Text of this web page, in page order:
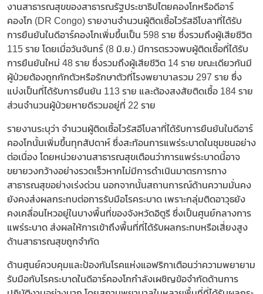
งานสาธารณสุขของสาธารณรัฐประชาธิปไตยคองโกหรือดีอาร์
คองโก (DR Congo) รายงานจำนวนผู้ติดเชื้อไวรัสอีโบลาที่ได้รับ
การยืนยันในดีอาร์คองโกเพิ่มขึ้นเป็น 598 ราย ซึ่งรวมถึงผู้เสียชีวิต
115 ราย โดยเมื่อวันจันทร์ (8 มิ.ย.) มีการตรวจพบผู้ติดเชื้อที่ได้รับ
การยืนยันใหม่ 48 ราย ซึ่งรวมถึงผู้เสียชีวิต 14 ราย ขณะเดียวกันมี
ผู้ป่วยต้องถูกกักตัวหรือรักษาตัวที่โรงพยาบาลรวม 297 ราย ซึ่ง
แบ่งเป็นที่ได้รับการยืนยัน 113 ราย และต้องสงสัยติดเชื้อ 184 ราย
ส่วนจำนวนผู้ป่วยหายดีรวมอยู่ที่ 22 ราย
รายงานระบุว่า จำนวนผู้ติดเชื้อไวรัสอีโบลาที่ได้รับการยืนยันในดีอาร์
คองโกนั้นเพิ่มขึ้นทุกสัปดาห์ ซึ่งสะท้อนการแพร่ระบาดในชุมชนอย่าง
ต่อเนื่อง โดยหน่วยงานสาธารณสุขเตือนว่าการแพร่ระบาดนี้อาจ
ขยายวงกว้างอย่างรวดเร็วหากไม่มีการดำเนินมาตรการทาง
สาธารณสุขอย่างเร่งด่วน นอกจากนั้นสถานการณ์ด้านความมั่นคง
ยังคงส่งผลกระทบต่อการรับมือโรคระบาด เพราะกลุ่มติดอาวุธยัง
คงเคลื่อนไหวอยู่ในบางพื้นที่ของจังหวัดอิตูรี ซึ่งเป็นศูนย์กลางการ
แพร่ระบาด ส่งผลให้การเข้าถึงพื้นที่ที่ได้รับผลกระทบหรือเสี่ยงสูง
ด้านสาธารณสุขถูกจำกัด
ด้านศูนย์ควบคุมและป้องกันโรคแห่งแอฟริกาเตือนว่าความพยายาม
รับมือกับโรคระบาดในดีอาร์คองโกกำลังเผชิญข้อจำกัดด้านการ